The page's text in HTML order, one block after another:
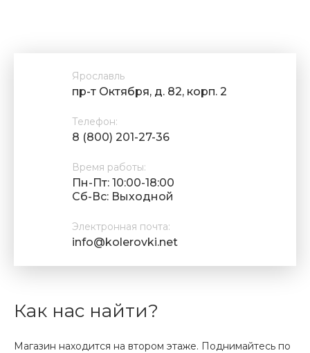
Ярославль
пр-т Октября, д. 82, корп. 2
Телефон:
8 (800) 201-27-36
Время работы:
Пн-Пт: 10:00-18:00
Cб-Вс: Выходной
Электронная почта:
info@kolerovki.net
Как нас найти?
Магазин находится на втором этаже. Поднимайтесь по